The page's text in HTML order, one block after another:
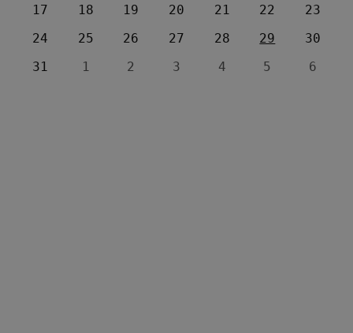
17
18 19 20 21 22
23
24
25 26 27 28 29
30
31
1 2 3 4 5 6